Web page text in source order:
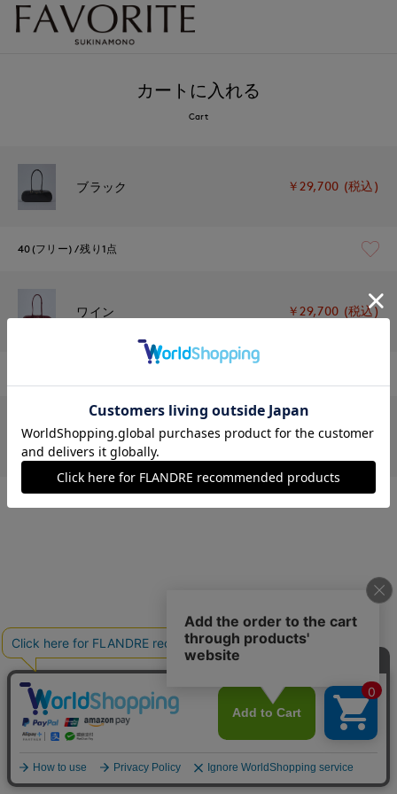
カートに入れる
Cart
ブラック ￥29,700 (税込)
40(フリー) 残り1点
ワイン ￥29,700 (税込)
キャメル ￥29,700 (税込)